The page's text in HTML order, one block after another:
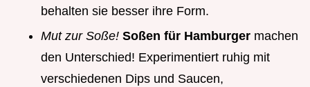
behalten sie besser ihre Form.
Mut zur Soße! Soßen für Hamburger machen
den Unterschied! Experimentiert ruhig mit
verschiedenen Dips und Saucen,